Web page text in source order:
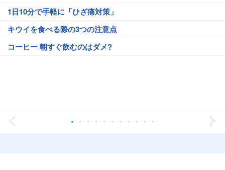
1日10分で手軽に「ひざ痛対策」
キウイを食べる際の3つの注意点
コーヒー 朝すぐ飲むのはダメ?